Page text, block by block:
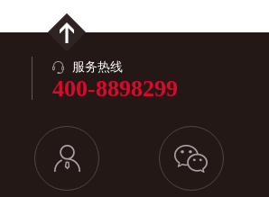
服务热线
400-8898299